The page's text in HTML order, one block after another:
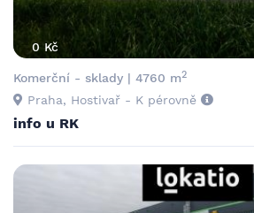
0 Kč
Komerční - sklady | 4760 m2
Praha, Hostivař - K pérovně
info u RK